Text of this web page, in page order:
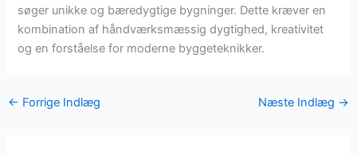
søger unikke og bæredygtige bygninger. Dette kræver en
kombination af håndværksmæssig dygtighed, kreativitet
og en forståelse for moderne byggeteknikker.
← Forrige Indlæg Næste Indlæg →